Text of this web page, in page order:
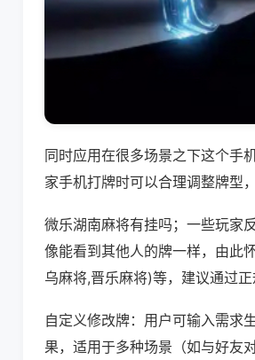
同时应用在很多场景之下这个手
家手机打牌时可以合理调整牌型
微乐湖南麻将有挂吗；一些玩家
像能看到其他人的牌一样，由此
乌麻将,晋乐麻将)等，建议通过正
自定义修改牌：用户可输入需求
果，适用于多种场景（如与好友